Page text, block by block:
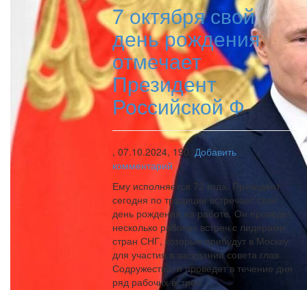
7 октября свой
день рождения
отмечает
Президент
Российской Ф
, 07.10.2024, 190, Добавить
комментарий
Ему исполняется 72 года. Президент
сегодня по традиции встречает свой
день рождения на работе. Он проведет
несколько рабочих встреч с лидерами
стран СНГ, которые прибудут в Москву
для участия в заседании совета глав
Содружества, и проведет в течение дня
ряд рабочих встреч. ...